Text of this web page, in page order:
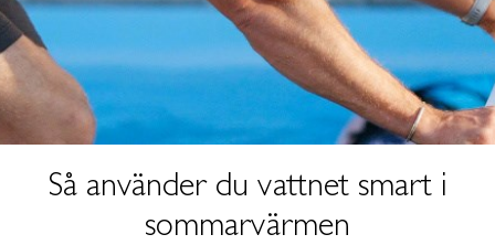
Så använder du vattnet smart i
sommarvärmen